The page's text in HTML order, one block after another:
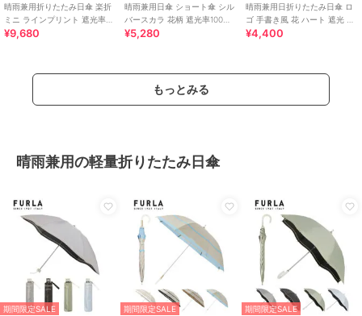
晴雨兼用折りたたみ日傘 楽折
ミニ ラインプリント 遮光率
100％ 遮熱 UV
¥9,680
晴雨兼用日傘 ショート傘 シル
バースカラ 花柄 遮光率100％
遮熱 UV
¥5,280
晴雨兼用日折りたたみ日傘 ロ
ゴ 手書き風 花 ハート 遮光 遮
熱 UV 軽量
¥4,400
もっとみる
晴雨兼用の軽量折りたたみ日傘
期間限定SALE 期間限定SALE 期間限定SALE